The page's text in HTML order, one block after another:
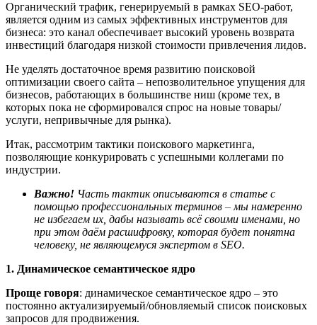
Органический трафик, генерируемый в рамках SEO-работ,
является одним из самых эффективных инструментов для
бизнеса: это канал обеспечивает высокий уровень возврата
инвестиций благодаря низкой стоимости привлечения лидов.
Не уделять достаточное время развитию поисковой
оптимизации своего сайта – непозволительное упущения для
бизнесов, работающих в большинстве ниш (кроме тех, в
которых пока не сформировался спрос на новые товары/
услуги, непривычные для рынка).
Итак, рассмотрим тактики поискового маркетинга,
позволяющие конкурировать с успешными коллегами по
индустрии.
Важно! Часть тактик описываются в статье с
помощью профессиональных терминов – мы намеренно
не избегаем их, дабы называть всё своими именами, но
при этом даём расшифровку, которая будет понятна
человеку, не являющемуся экспертом в SEO.
1. Динамическое семантическое ядро
Проще говоря: динамическое семантическое ядро – это
постоянно актуализируемый/обновляемый список поисковых
запросов для продвижения.